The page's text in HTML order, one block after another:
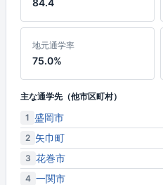
地元通学率
75.0%
主な通学先（他市区町村）
1 盛岡市
2 矢巾町
3 花巻市
4 一関市